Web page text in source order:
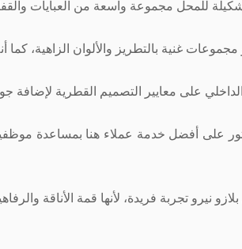
للمحل مجموعة واسعة من العبايات
مجموعات غنية بالتطريز والألوان
على معايير التصميم القطرية
على أفضل خدمة عملاء هنا بمساعدة
نيرو تجربة فريدة، لأنها قمة الأناقة